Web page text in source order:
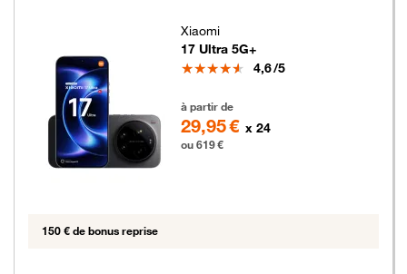
Xiaomi
17 Ultra 5G+
Note
4,6/5
à partir de
29,95 € x 24
ou 619 €
150 € de bonus reprise